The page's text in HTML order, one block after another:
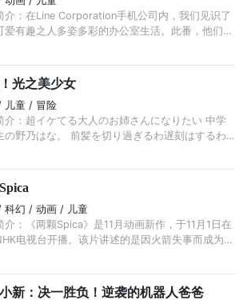
介：在Line Corporation手机公司内，我们见识了
爱有趣之人多姿多彩的办公室生活。此番，他们的
光之美少女
儿童 / 冒险
介：超イケてる大人のお姉さんになりたい 中学
の野乃はな。 前髪を切り過ぎるわ遅刻はするわ
科幻 / 动画 / 儿童
介：《两颗Spica》是11月动画新作，于11月1日在
电视台开播。该片讲述的是因火箭失事而成为幽
新：决一胜负！逆袭的机器人爸爸